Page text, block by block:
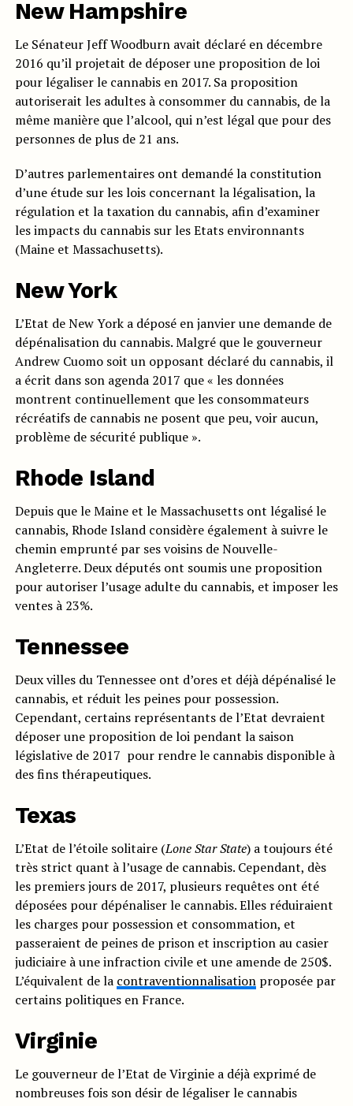
New Hampshire
Le Sénateur Jeff Woodburn avait déclaré en décembre
2016 qu’il projetait de déposer une proposition de loi
pour légaliser le cannabis en 2017. Sa proposition
autoriserait les adultes à consommer du cannabis, de la
même manière que l’alcool, qui n’est légal que pour des
personnes de plus de 21 ans.
D’autres parlementaires ont demandé la constitution
d’une étude sur les lois concernant la légalisation, la
régulation et la taxation du cannabis, afin d’examiner
les impacts du cannabis sur les Etats environnants
(Maine et Massachusetts).
New York
L’Etat de New York a déposé en janvier une demande de
dépénalisation du cannabis. Malgré que le gouverneur
Andrew Cuomo soit un opposant déclaré du cannabis, il
a écrit dans son agenda 2017 que « les données
montrent continuellement que les consommateurs
récréatifs de cannabis ne posent que peu, voir aucun,
problème de sécurité publique ».
Rhode Island
Depuis que le Maine et le Massachusetts ont légalisé le
cannabis, Rhode Island considère également à suivre le
chemin emprunté par ses voisins de Nouvelle-
Angleterre. Deux députés ont soumis une proposition
pour autoriser l’usage adulte du cannabis, et imposer les
ventes à 23%.
Tennessee
Deux villes du Tennessee ont d’ores et déjà dépénalisé le
cannabis, et réduit les peines pour possession.
Cependant, certains représentants de l’Etat devraient
déposer une proposition de loi pendant la saison
législative de 2017 pour rendre le cannabis disponible à
des fins thérapeutiques.
Texas
L’Etat de l’étoile solitaire (Lone Star State) a toujours été
très strict quant à l’usage de cannabis. Cependant, dès
les premiers jours de 2017, plusieurs requêtes ont été
déposées pour dépénaliser le cannabis. Elles réduiraient
les charges pour possession et consommation, et
passeraient de peines de prison et inscription au casier
judiciaire à une infraction civile et une amende de 250$.
L’équivalent de la contraventionnalisationproposée par
certains politiques en France.
Virginie
Le gouverneur de l’Etat de Virginie a déjà exprimé de
nombreuses fois son désir de légaliser le cannabis